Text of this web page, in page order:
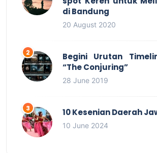
di Bandung
20 August 2020
Begini Urutan
“The Conjuring”
28 June 2019
10 Kesenian Daerah
10 June 2024